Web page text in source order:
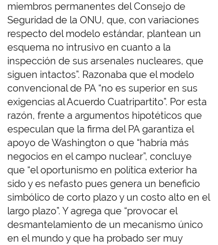
miembros permanentes del Consejo de
Seguridad de la ONU, que, con variaciones
respecto del modelo estándar, plantean un
esquema no intrusivo en cuanto a la
inspección de sus arsenales nucleares, que
siguen intactos”. Razonaba que el modelo
convencional de PA “no es superior en sus
exigencias al Acuerdo Cuatripartito”. Por esta
razón, frente a argumentos hipotéticos que
especulan que la firma del PA garantiza el
apoyo de Washington o que “habría más
negocios en el campo nuclear”, concluye
que “el oportunismo en política exterior ha
sido y es nefasto pues genera un beneficio
simbólico de corto plazo y un costo alto en el
largo plazo”. Y agrega que “provocar el
desmantelamiento de un mecanismo único
en el mundo y que ha probado ser muy